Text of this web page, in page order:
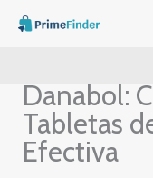
Skip
Danabol:
Tabletas
Efectiva